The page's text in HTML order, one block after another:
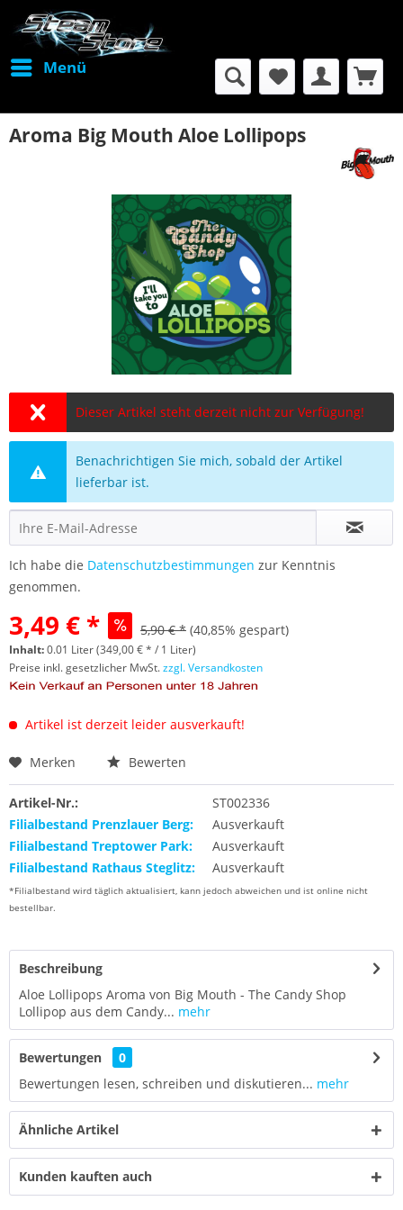
Menü
Aroma Big Mouth Aloe Lollipops
Dieser Artikel steht derzeit nicht zur Verfügung!
Benachrichtigen Sie mich, sobald der Artikel
lieferbar ist.
Ich habe die Datenschutzbestimmungen zur Kenntnis
genommen.
3,49 € * 5,90 € * (40,85% gespart)
Inhalt:0.01 Liter (349,00 € * / 1 Liter)
Preise inkl. gesetzlicher MwSt.zzgl. Versandkosten
Artikel ist derzeit leider ausverkauft!
Merken Bewerten
Artikel-Nr.:
ST002336
Filialbestand Prenzlauer Berg:
Ausverkauft
Filialbestand Treptower Park:
Ausverkauft
Filialbestand Rathaus Steglitz:
Ausverkauft
*Filialbestand wird täglich aktualisiert, kann jedoch abweichen und ist online nicht
bestellbar.
Beschreibung
Aloe Lollipops Aroma von Big Mouth - The Candy Shop
Lollipop aus dem Candy... mehr
Bewertungen
0
Bewertungen lesen, schreiben und diskutieren... mehr
Ähnliche Artikel
Kunden kauften auch